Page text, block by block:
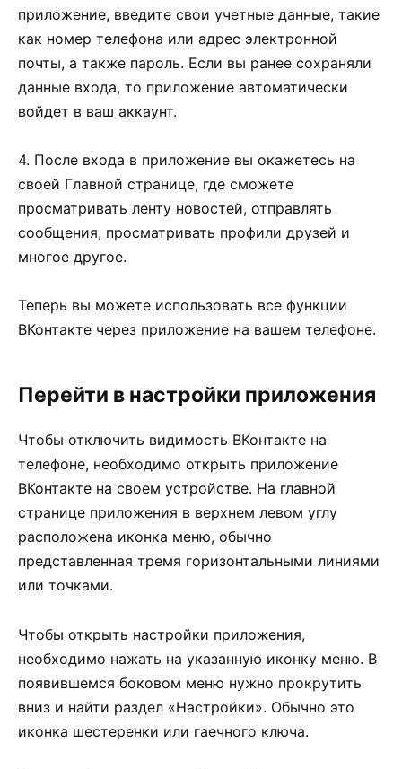
приложение, введите свои учетные данные, такие
как номер телефона или адрес электронной
почты, а также пароль. Если вы ранее сохраняли
данные входа, то приложение автоматически
войдет в ваш аккаунт.
4. После входа в приложение вы окажетесь на
своей Главной странице, где сможете
просматривать ленту новостей, отправлять
сообщения, просматривать профили друзей и
многое другое.
Теперь вы можете использовать все функции
ВКонтакте через приложение на вашем телефоне.
Перейти в настройки приложения
Чтобы отключить видимость ВКонтакте на
телефоне, необходимо открыть приложение
ВКонтакте на своем устройстве. На главной
странице приложения в верхнем левом углу
расположена иконка меню, обычно
представленная тремя горизонтальными линиями
или точками.
Чтобы открыть настройки приложения,
необходимо нажать на указанную иконку меню. В
появившемся боковом меню нужно прокрутить
вниз и найти раздел «Настройки». Обычно это
иконка шестеренки или гаечного ключа.